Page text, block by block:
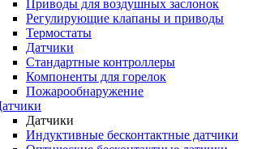
Приводы для воздушных заслонок
Регулирующие клапаны и приводы
Термостаты
Датчики
Стандартные контроллеры
Компоненты для горелок
Пожарообнаружение
Датчики
Индуктивные бесконтактные датчики